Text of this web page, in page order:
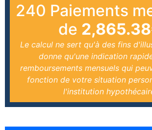
240 Paiements
de 2,865.38
Le calcul ne sert qu'à des fins
donne qu'une indication
remboursements mensuels qui
fonction de votre situation
l'institution